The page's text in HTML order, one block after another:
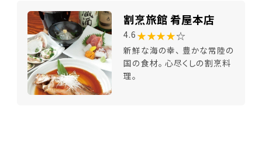
割烹旅館 肴屋本店
4.6 ★★★★☆
新鮮な海の幸、 豊かな常陸の
国の食材。 心尽くしの割烹料
理。